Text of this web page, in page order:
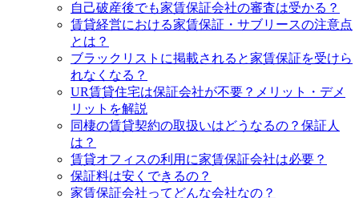
自己破産後でも家賃保証会社の審査は受かる？
賃貸経営における家賃保証・サブリースの注意点
とは？
ブラックリストに掲載されると家賃保証を受けら
れなくなる？
UR賃貸住宅は保証会社が不要？メリット・デメ
リットを解説
同棲の賃貸契約の取扱いはどうなるの？保証人
は？
賃貸オフィスの利用に家賃保証会社は必要？
保証料は安くできるの？
家賃保証会社ってどんな会社なの？